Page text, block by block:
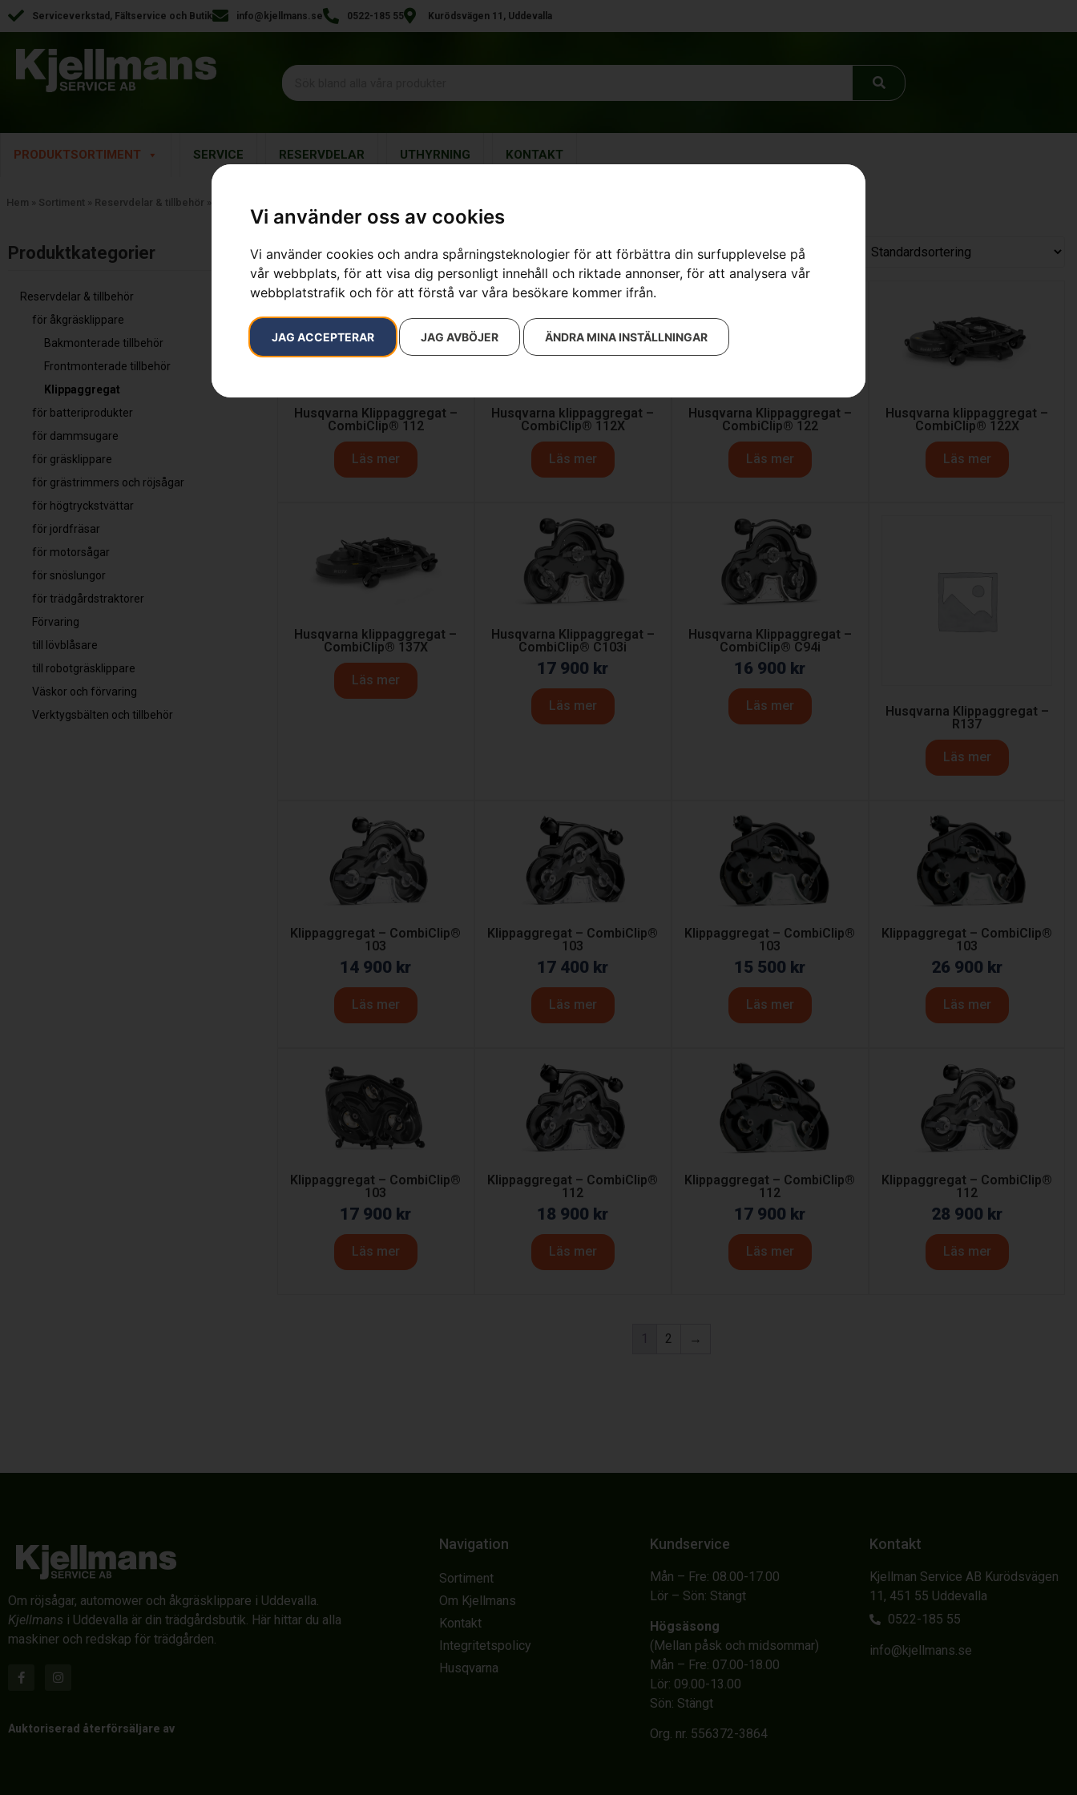
Vi använder oss av cookies
Vi använder cookies och andra spårningsteknologier för att förbättra din surfupplevelse på
vår webbplats, för att visa dig personligt innehåll och riktade annonser, för att analysera vår
webbplatstrafik och för att förstå var våra besökare kommer ifrån.
JAG ACCEPTERAR JAG AVBÖJER ÄNDRA MINA INSTÄLLNINGAR
Serviceverkstad, Fältservice och Butik info@kjellmans.se 0522-185 55 Kurödsvägen 11, Uddevalla
PRODUKTSORTIMENT SERVICE RESERVDELAR UTHYRNING KONTAKT
Hem » Sortiment » Reservdelar & tillbehör »
Produktkategorier​
Reservdelar & tillbehör
för åkgräsklippare
Bakmonterade tillbehör
Frontmonterade tillbehör
Klippaggregat
för batteriprodukter
för dammsugare
för gräsklippare
för grästrimmers och röjsågar
för högtryckstvättar
för jordfräsar
för motorsågar
för snöslungor
för trädgårdstraktorer
Förvaring
till lövblåsare
till robotgräsklippare
Väskor och förvaring
Verktygsbälten och tillbehör
Visar 1–16 av 29 resultat
Husqvarna Klippaggregat –
CombiClip® 112
Läs mer
Husqvarna klippaggregat –
CombiClip® 112X
Läs mer
Husqvarna Klippaggregat –
CombiClip® 122
Läs mer
Husqvarna klippaggregat –
CombiClip® 122X
Läs mer
Husqvarna klippaggregat –
CombiClip® 137X
Läs mer
Husqvarna Klippaggregat –
CombiClip® C103i
17 900 kr
Läs mer
Husqvarna Klippaggregat –
CombiClip® C94i
16 900 kr
Läs mer
Husqvarna Klippaggregat –
R137
Läs mer
Klippaggregat – CombiClip®
103
14 900 kr
Läs mer
Klippaggregat – CombiClip®
103
17 400 kr
Läs mer
Klippaggregat – CombiClip®
103
15 500 kr
Läs mer
Klippaggregat – CombiClip®
103
26 900 kr
Läs mer
Klippaggregat – CombiClip®
103
17 900 kr
Läs mer
Klippaggregat – CombiClip®
112
18 900 kr
Läs mer
Klippaggregat – CombiClip®
112
17 900 kr
Läs mer
Klippaggregat – CombiClip®
112
28 900 kr
Läs mer
1 2 →
Om röjsågar, automower och åkgräsklippare i Uddevalla.
Kjellmans i Uddevalla är din trädgårdsbutik. Här hittar du alla
maskiner och redskap för trädgården.
Auktoriserad återförsäljare av
Navigation
Sortiment
Om Kjellmans
Kontakt
Integritetspolicy
Husqvarna
Kundservice
Mån – Fre: 08.00-17.00
Lör – Sön: Stängt
Högsäsong
(Mellan påsk och midsommar)
Mån – Fre: 07.00-18.00
Lör: 09.00-13.00
Sön: Stängt
Org. nr. 556372-3864
Kontakt
Kjellman Service AB Kurödsvägen
11, 451 55 Uddevalla
0522-185 55
info@kjellmans.se